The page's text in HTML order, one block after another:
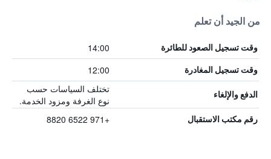
من الجيد أن تعلم
وقت تسجيل الصعود للطائرة 14:00
وقت تسجيل المغادرة 12:00
الدفع والإلغاء
تختلف السياسات حسب
نوع الغرفة ومزود الخدمة.
رقم مكتب الاستقبال +971 6522 8820